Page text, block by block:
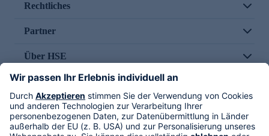
Rechtliches
Partner
Über HSE
Im TV
HSE International